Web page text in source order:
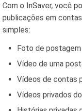
Com o InSaver, você
publicações em
simples:
Foto de postagem
Vídeo de uma
Vídeos de contas
Vídeos privados do